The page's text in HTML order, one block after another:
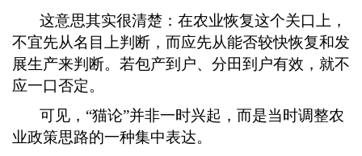
这意思其实很清楚：在农业恢复这个关口上，
不宜先从名目上判断，而应先从能否较快恢复和发
展生产来判断。若包产到户、分田到户有效，就不
应一口否定。
可见， “猫论”并非一时兴起，而是当时调整农
业政策思路的一种集中表达。